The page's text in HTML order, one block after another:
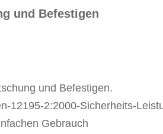
und Befestigen
und Befestigen.
12195-2:2000-Sicherheits-
Gebrauch